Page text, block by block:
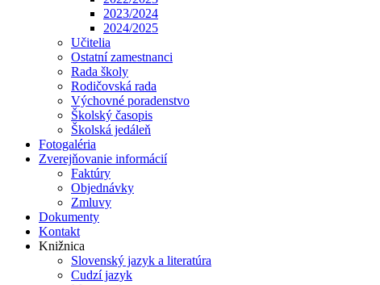
2023/2024
2024/2025
Učitelia
Ostatní zamestnanci
Rada školy
Rodičovská rada
Výchovné poradenstvo
Školský časopis
Školská jedáleň
Fotogaléria
Zverejňovanie informácií
Faktúry
Objednávky
Zmluvy
Dokumenty
Kontakt
Knižnica
Slovenský jazyk a literatúra
Cudzí jazyk